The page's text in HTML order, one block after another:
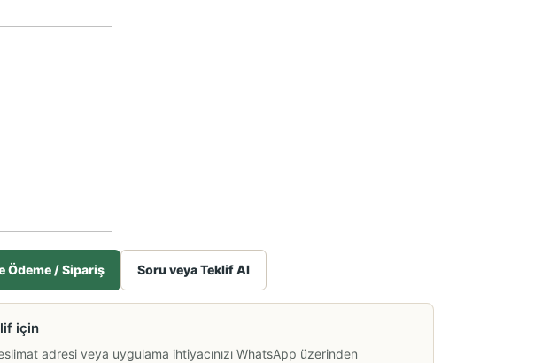
Ödeme / Sipariş Soru veya Teklif Al
için
adresi veya uygulama ihtiyacınızı WhatsApp üzerinden